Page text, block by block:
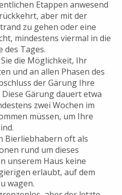
Etappen anwesend
aber mit der
zu gehen oder eine
mindestens viermal in die
des Tages.
die Möglichkeit, Ihr
und an allen Phasen des
der Gärung Ihre
Gärung dauert etwa
zwei Wochen im
müssen, um Ihre
Bierliebhabern oft als
rund um dieses
unserem Haus keine
erlaubt, auf dem
wagen.